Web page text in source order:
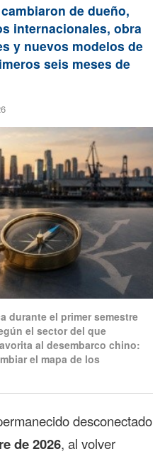
de dueño,
internacionales, obra
y nuevos modelos de
seis meses de
durante el primer semestre
el sector del que
al desembarco chino:
el mapa de los
desconectado
de 2026, al volver